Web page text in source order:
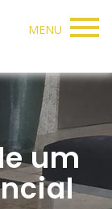
MENU
um